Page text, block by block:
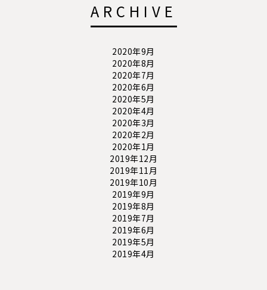
ARCHIVE
2020年9月
2020年8月
2020年7月
2020年6月
2020年5月
2020年4月
2020年3月
2020年2月
2020年1月
2019年12月
2019年11月
2019年10月
2019年9月
2019年8月
2019年7月
2019年6月
2019年5月
2019年4月